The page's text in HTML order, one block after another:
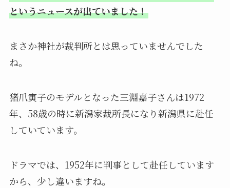
というニュースが出ていました！
まさか神社が裁判所とは思っていませんでした
ね。
猪爪寅子のモデルとなった三淵嘉子さんは1972
年、58歳の時に新潟家裁所長になり新潟県に赴任
していています。
ドラマでは、1952年に判事として赴任しています
から、少し違いますね。